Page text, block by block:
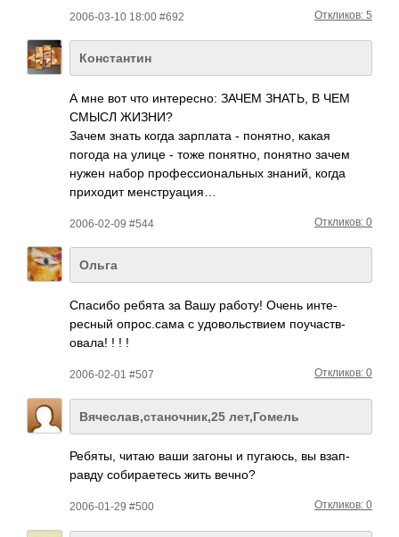
2006-03-10 18:00 #692 Откликов: 5
Константин
А мне вот что инте­ресно: ЗАЧЕМ ЗНАТЬ, В ЧЕМ
СМЫСЛ ЖИЗНИ?
Зачем знать когда зарп­лата - поня­тно, какая
погода на улице - тоже поня­тно, понятно зачем
нужен набор проф­есси­онал­ьных знаний, когда
прих­одит менс­труа­ция…
2006-02-09 #544 Откликов: 0
Ольга
Спасибо ребята за Вашу работу! Очень инте­
ресный опро­с.сама с удов­ольс­твием поуч­аств­
овала! ! ! !
2006-02-01 #507 Откликов: 0
Вячеслав,станочник,25 лет,Гомель
Ребяты, читаю ваши загоны и пуга­юсь, вы взап­
равду соби­рает­есь жить вечно?
2006-01-29 #500 Откликов: 0